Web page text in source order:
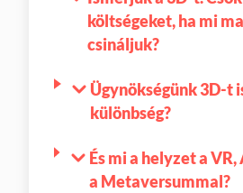
költségeket, ha mi
csináljuk?
Ügynökségünk 3D-t
különbség?
És mi a helyzet a VR,
a Metaversummal?